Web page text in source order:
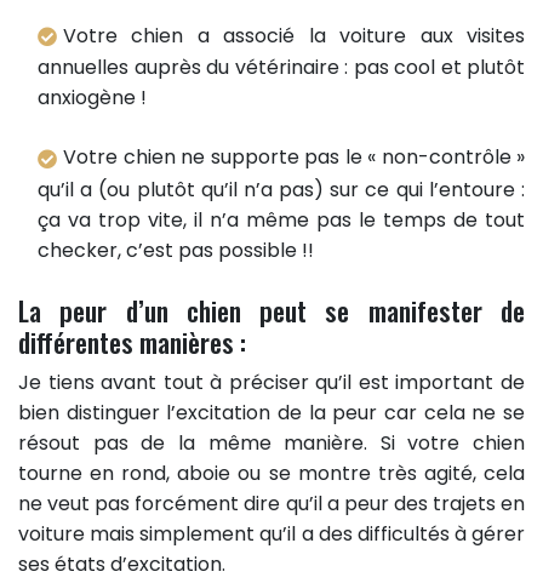
Votre chien a associé la voiture aux visites
annuelles auprès du vétérinaire : pas cool et plutôt
anxiogène !
Votre chien ne supporte pas le « non-contrôle »
qu’il a (ou plutôt qu’il n’a pas) sur ce qui l’entoure :
ça va trop vite, il n’a même pas le temps de tout
checker, c’est pas possible !!
La peur d’un chien peut se manifester de
différentes manières :
Je tiens avant tout à préciser qu’il est important de
bien distinguer l’excitation de la peur car cela ne se
résout pas de la même manière. Si votre chien
tourne en rond, aboie ou se montre très agité, cela
ne veut pas forcément dire qu’il a peur des trajets en
voiture mais simplement qu’il a des difficultés à gérer
ses états d’excitation.